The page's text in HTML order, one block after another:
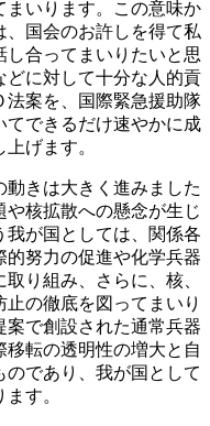
まいります。この意味か
、国会のお許しを得て私
し合ってまいりたいと思
どに対して十分な人的貢
法案を、国際緊急援助隊
てできるだけ速やかに成
げます。
きは大きく進みました
核拡散への懸念が生じ
が国としては、関係各
的努力の促進や化学兵器
り組み、さらに、核、
の徹底を図ってまいり
案で創設された通常兵器
転の透明性の増大と自
であり、我が国として
す。